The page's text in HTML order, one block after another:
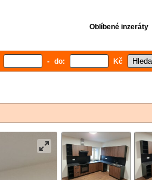
Oblíbené inzeráty
- do: Kč